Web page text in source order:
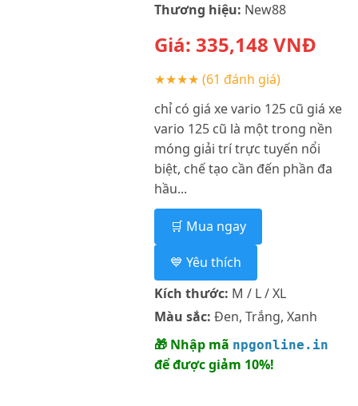
Thương hiệu: New88
Giá: 335,148 VNĐ
★★★★ (61 đánh giá)
chỉ có giá xe vario 125 cũ giá xe
vario 125 cũ là một trong nền
móng giải trí trực tuyến nổi
biệt, chế tạo cần đến phần đa
hầu...
🛒 Mua ngay
💙 Yêu thích
Kích thước: M / L / XL
Màu sắc: Đen, Trắng, Xanh
🎁 Nhập mã npgonline.in
để được giảm 10%!